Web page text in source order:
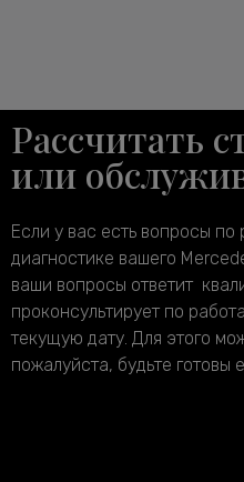
Рассчитать
или
Если у вас есть вопросы
диагностике вашего
ваши вопросы ответит
проконсультирует по
текущую дату. Для этого
пожалуйста, будьте готовы